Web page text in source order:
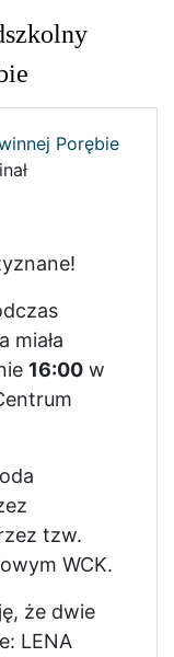
Porębie
miała
16:00 w
tzw.
WCK.
że dwie
LENA